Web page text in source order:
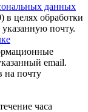
данных
целях обработки
почту.
email.
на почту
часа